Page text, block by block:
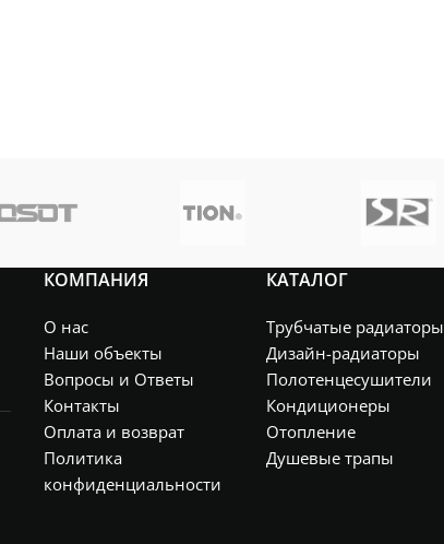
КОМПАНИЯ
О нас
Наши объекты
Вопросы и Ответы
Контакты
Оплата и возврат
Политика
конфиденциальности
КАТАЛОГ
Трубчатые радиаторы
Дизайн-радиаторы
Полотенцесушители
Кондиционеры
Отопление
Душевые трапы